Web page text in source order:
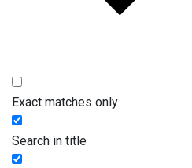
Exact matches only
Search in title